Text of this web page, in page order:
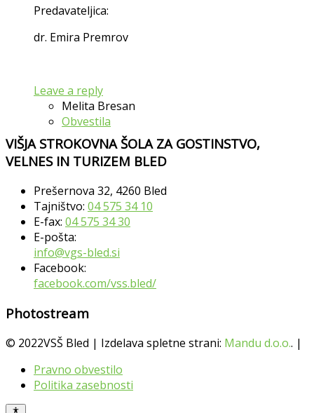
Predavateljica:
dr. Emira Premrov
Leave a reply
Melita Bresan
Obvestila
VIŠJA STROKOVNA ŠOLA ZA GOSTINSTVO,
VELNES IN TURIZEM BLED
Prešernova 32, 4260 Bled
Tajništvo: 04 575 34 10
E-fax: 04 575 34 30
E-pošta:
info@vgs-bled.si
Facebook:
facebook.com/vss.bled/
Photostream
© 2022VSŠ Bled | Izdelava spletne strani: Mandu d.o.o.. |
Pravno obvestilo
Politika zasebnosti